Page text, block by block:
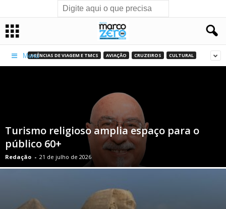
Menu
AGÊNCIAS DE VIAGEM E TMCS AVIAÇÃO CRUZEIROS CULTURAL
Turismo religioso amplia espaço para o
público 60+
Redação - 21 de julho de 2026